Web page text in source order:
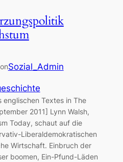
Sozial_Admin
englischen Textes in The
2011] Lynn Walsh,
Today, schaut auf die
Liberaldemokratischen
Wirtschaft. Einbruch der
boomen, Ein-Pfund-Läden